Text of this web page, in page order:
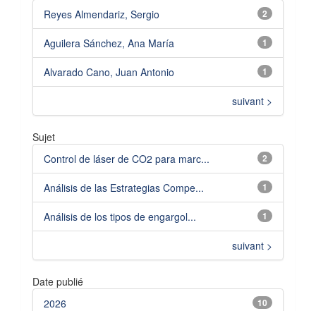
2
Reyes Almendariz, Sergio
1
Aguilera Sánchez, Ana María
1
Alvarado Cano, Juan Antonio
suivant >
Sujet
2
Control de láser de CO2 para marc...
1
Análisis de las Estrategias Compe...
1
Análisis de los tipos de engargol...
suivant >
Date publié
10
2026